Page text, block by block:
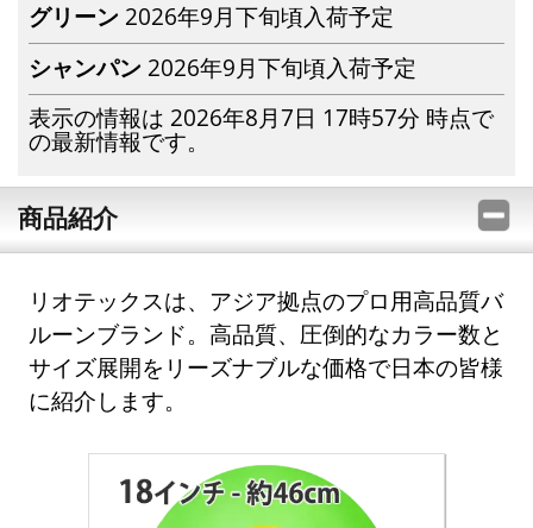
グリーン 2026年9月下旬頃入荷予定
シャンパン 2026年9月下旬頃入荷予定
表示の情報は 2026年8月7日 17時57分 時点で
の最新情報です。
商品紹介
リオテックスは、アジア拠点のプロ用高品質バ
ルーンブランド。高品質、圧倒的なカラー数と
サイズ展開をリーズナブルな価格で日本の皆様
に紹介します。